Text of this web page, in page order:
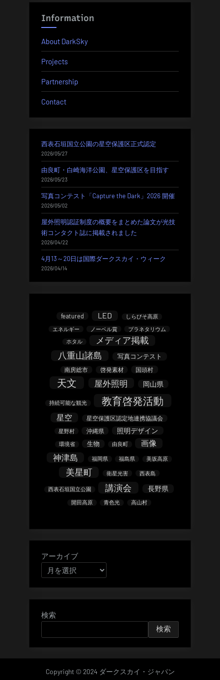
Information
About DarkSky
Projects
Partnership
Contact
西表石垣国立公園の星空保護区正式認定
2026/05/27
由良町・白崎海洋公園、星空保護区を目指す
2026/05/23
写真コンテスト「Capture the Dark」2026 開催
2026/05/02
屋外照明認証制度の概要をまとめた論文が光技
術コンタクト誌に掲載されました
2026/04/22
4月13～20日は国際ダークスカイ・ウィーク
2026/04/14
featured LED
しらびそ高原
エネルギー
ノーベル賞
プラネタリウム
ホタル
メディア掲載
八重山諸島
写真コンテスト
南房総市 啓発素材 国頭村
天文 屋外照明 岡山県
持続可能な観光 教育啓発活動
星空 星空保護区認定地連携協議会
星野村 沖縄県 照明デザイン
環境省 生物 由良町 画像
神津島 福岡県 福島県 美坂高原
美星町 衛星光害 西表島
西表石垣国立公園 講演会 長野県
開田高原 青色光 高山村
アーカイブ
検索
検索
Copyright © 2024 ダークスカイ・ジャパン